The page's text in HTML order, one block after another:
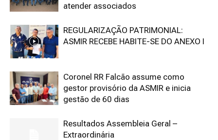
atender associados
REGULARIZAÇÃO PATRIMONIAL:
ASMIR RECEBE HABITE-SE DO ANEXO I
Coronel RR Falcão assume como
gestor provisório da ASMIR e inicia
gestão de 60 dias
Resultados Assembleia Geral –
Extraordinária